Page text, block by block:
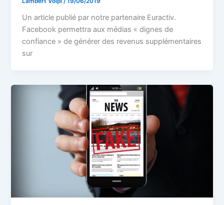
Un article publié par notre partenaire Euractiv.
Facebook permettra aux médias « dignes de
confiance » de générer des revenus supplémentaires
sur